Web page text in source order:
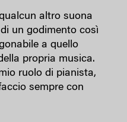
altro suona
un godimento così
a quello
propria musica.
ruolo di pianista,
sempre con